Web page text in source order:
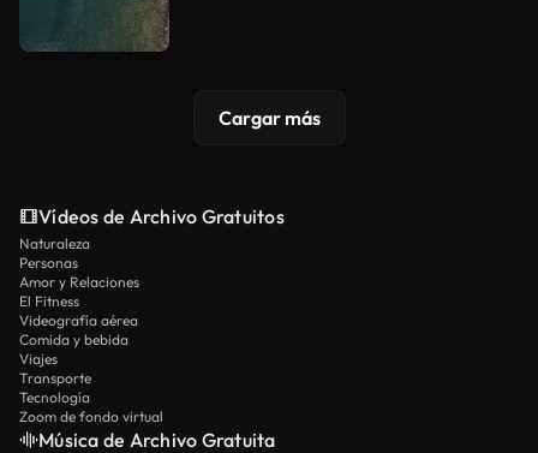
Cargar más
Vídeos de Archivo Gratuitos
Naturaleza
Personas
Amor y Relaciones
El Fitness
Videografía aérea
Comida y bebida
Viajes
Transporte
Tecnología
Zoom de fondo virtual
Música de Archivo Gratuita